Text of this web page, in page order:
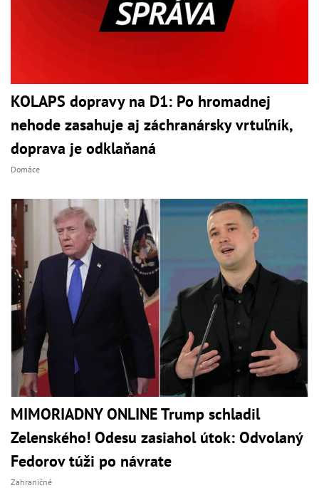
KOLAPS dopravy na D1: Po hromadnej
nehode zasahuje aj záchranársky vrtuľník,
doprava je odklaňaná
Domáce
MIMORIADNY ONLINE Trump schladil
Zelenského! Odesu zasiahol útok: Odvolaný
Fedorov túži po návrate
Zahraničné